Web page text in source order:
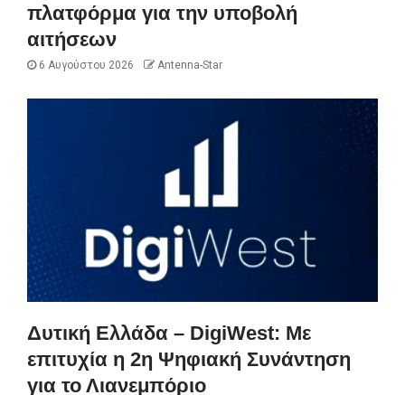
πλατφόρμα για την υποβολή
αιτήσεων
6 Αυγούστου 2026 Antenna-Star
Δυτική Ελλάδα – DigiWest: Με
επιτυχία η 2η Ψηφιακή Συνάντηση
για το Λιανεμπόριο